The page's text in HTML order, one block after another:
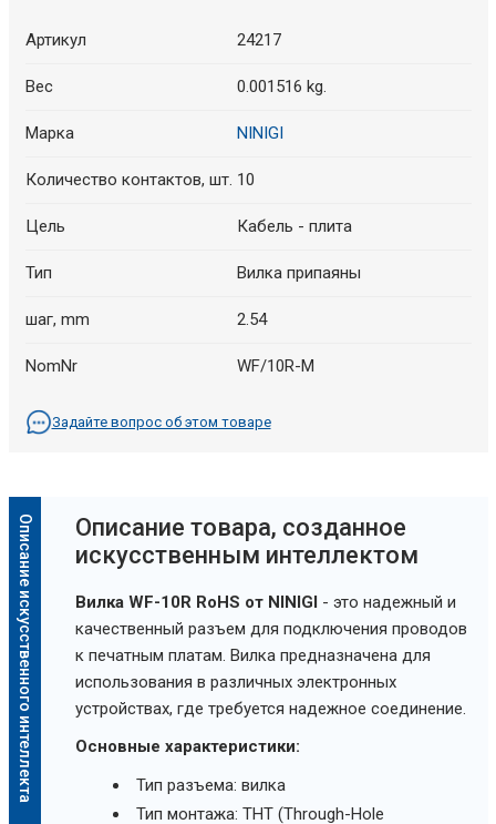
Артикул 24217
Вес 0.001516 kg.
Марка NINIGI
Количество контактов, шт. 10
Цель Кабель - плита
Тип Вилка припаяны
шаг, mm 2.54
NomNr WF/10R-M
Задайте вопрос об этом товаре
Описание искусственного интеллекта
Oписание товара, созданное
искусственным интеллектом
Вилка WF-10R RoHS от NINIGI - это надежный и
качественный разъем для подключения проводов
к печатным платам. Вилка предназначена для
использования в различных электронных
устройствах, где требуется надежное соединение.
Основные характеристики:
Тип разъема: вилка
Тип монтажа: THT (Through-Hole